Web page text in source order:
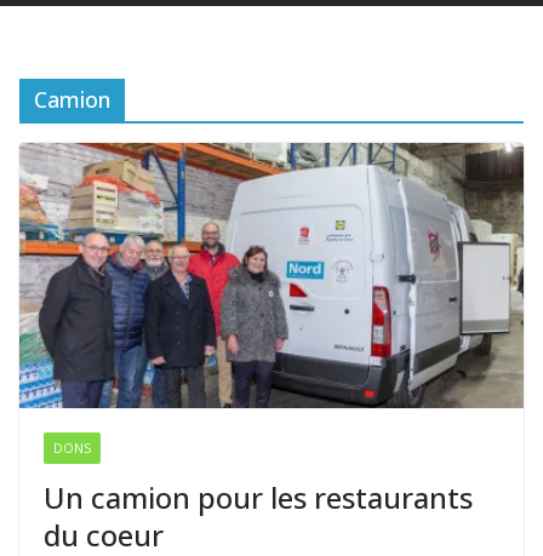
Camion
DONS
Un camion pour les restaurants
du coeur